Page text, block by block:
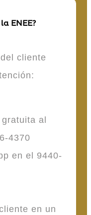
ENEE?
cliente
al
4370
en el 9440-
en un